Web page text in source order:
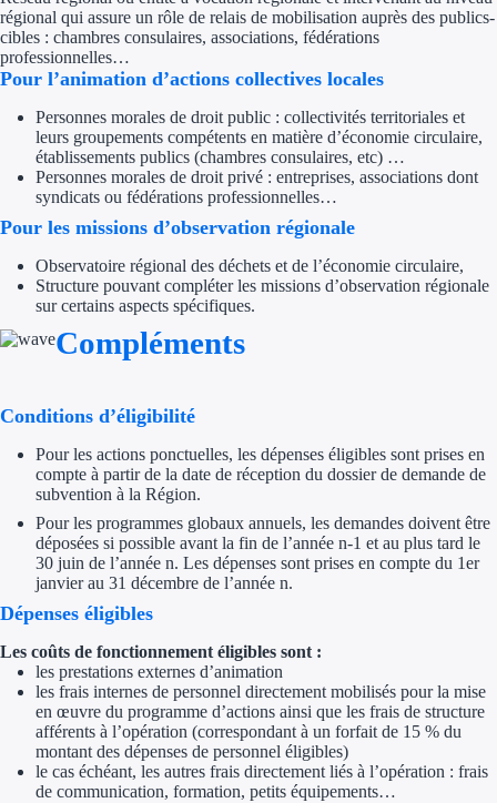
Aides Région
Aides Région
Aides Région
Aides Nationales
Recherche autonome
Ressources
Nos guides
Nos partenaires
Contactez-nous
régional qui assure un rôle de relais de mobilisation auprès des publics-
cibles : chambres consulaires, associations, fédérations
professionnelles…
Pour l’animation d’actions collectives locales
Personnes morales de droit public : collectivités territoriales et
leurs groupements compétents en matière d’économie circulaire,
établissements publics (chambres consulaires, etc) …
Personnes morales de droit privé : entreprises, associations dont
syndicats ou fédérations professionnelles…
Pour les missions d’observation régionale
Observatoire régional des déchets et de l’économie circulaire,
Structure pouvant compléter les missions d’observation régionale
sur certains aspects spécifiques.
Compléments
Conditions d’éligibilité
Pour les actions ponctuelles, les dépenses éligibles sont prises en
compte à partir de la date de réception du dossier de demande de
subvention à la Région.
Pour les programmes globaux annuels, les demandes doivent être
déposées si possible avant la fin de l’année n-1 et au plus tard le
30 juin de l’année n. Les dépenses sont prises en compte du 1er
janvier au 31 décembre de l’année n.
Dépenses éligibles
Les coûts de fonctionnement éligibles sont :
les prestations externes d’animation
les frais internes de personnel directement mobilisés pour la mise
en œuvre du programme d’actions ainsi que les frais de structure
afférents à l’opération (correspondant à un forfait de 15 % du
montant des dépenses de personnel éligibles)
le cas échéant, les autres frais directement liés à l’opération : frais
de communication, formation, petits équipements…